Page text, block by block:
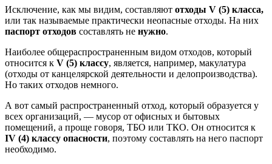
Исключение, как мы видим, составляют отходы V (5) класса,
или так называемые практически неопасные отходы. На них
паспорт отходов составлять не нужно.
Наиболее общераспространенным видом отходов, который
относится к V (5) классу, является, например, макулатура
(отходы от канцелярской деятельности и делопроизводства).
Но таких отходов немного.
А вот самый распространенный отход, который образуется у
всех организаций, — мусор от офисных и бытовых
помещений, а проще говоря, ТБО или ТКО. Он относится к
IV (4) классу опасности, поэтому составлять на него паспорт
необходимо.